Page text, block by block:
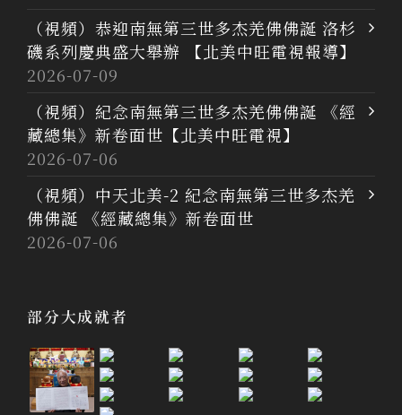
（視頻）恭迎南無第三世多杰羌佛佛誕 洛杉
磯系列慶典盛大舉辦 【北美中旺電視報導】
2026-07-09
（視頻）紀念南無第三世多杰羌佛佛誕 《經
藏總集》新卷面世【北美中旺電視】
2026-07-06
（視頻）中天北美-2 紀念南無第三世多杰羌
佛佛誕 《經藏總集》新卷面世
2026-07-06
部分大成就者